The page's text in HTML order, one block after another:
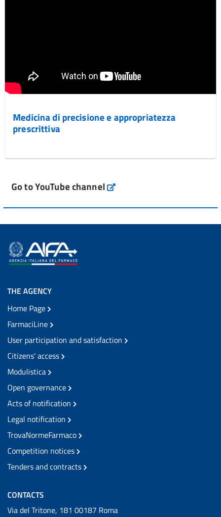
Medicina di precisione e appropriatezza
prescrittiva
Go to YouTube channel
THE AGENCY
Home Page
FarmaciLine
User participation and satisfaction
Citizens' access
Modulistica
Open governance
Acts of notification
Legal notification
TrovaNormeFarmaco
Competition notices
Tenders and contracts
CONTACTS
Via del Tritone, 181 00187 Roma